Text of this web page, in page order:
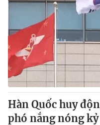
Giải sao mai
Làm đẹp
Chất lượng cuộc sống
Tuyển sinh
Học trực tuyến
Công nghệ
Hitech Công nghệ
Sản phẩm
Thị trường
Tư vấn
Giao lưu trực tuyến
Lịch phát sóng
Chuyên mục khác
Hàn Quốc huy
phó nắng nóng